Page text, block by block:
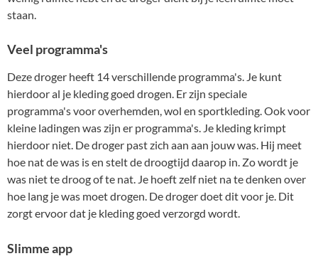
staan.
Veel programma's
Deze droger heeft 14 verschillende programma's. Je kunt
hierdoor al je kleding goed drogen. Er zijn speciale
programma's voor overhemden, wol en sportkleding. Ook voor
kleine ladingen was zijn er programma's. Je kleding krimpt
hierdoor niet. De droger past zich aan aan jouw was. Hij meet
hoe nat de was is en stelt de droogtijd daarop in. Zo wordt je
was niet te droog of te nat. Je hoeft zelf niet na te denken over
hoe lang je was moet drogen. De droger doet dit voor je. Dit
zorgt ervoor dat je kleding goed verzorgd wordt.
Slimme app